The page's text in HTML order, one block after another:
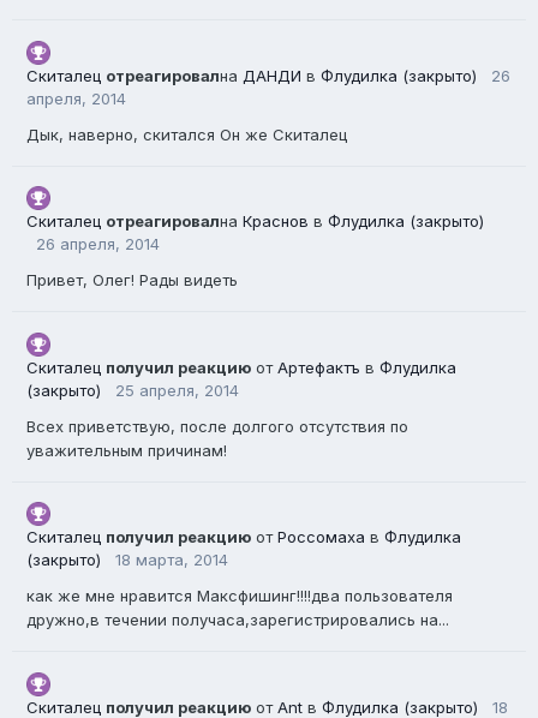
Скиталец отреагировална ДАНДИ в Флудилка (закрыто)
26
апреля, 2014
Дык, наверно, скитался Он же Скиталец
Скиталец отреагировална Краснов в Флудилка (закрыто)
26 апреля, 2014
Привет, Олег! Рады видеть
Скиталец получил реакцию отАртефактъ в Флудилка
(закрыто)
25 апреля, 2014
Всех приветствую, после долгого отсутствия по
уважительным причинам!
Скиталец получил реакцию отРоссомаха в Флудилка
(закрыто)
18 марта, 2014
как же мне нравится Максфишинг!!!!два пользователя
дружно,в течении получаса,зарегистрировались на...
Скиталец получил реакцию отAnt в Флудилка (закрыто) 18